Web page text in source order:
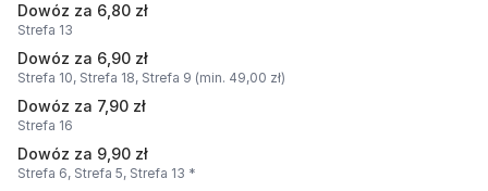
Dowóz za 6,80 zł
Strefa 13
Dowóz za 6,90 zł
Strefa 10, Strefa 18, Strefa 9 (min. 49,00 zł)
Dowóz za 7,90 zł
Strefa 16
Dowóz za 9,90 zł
Strefa 6, Strefa 5, Strefa 13 *